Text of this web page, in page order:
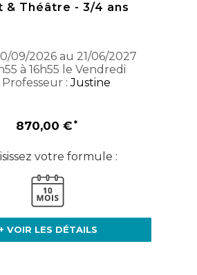
& Théâtre - 3/4 ans
09/2026 au 21/06/2027
à 16h55 le Vendredi
Professeur :Justine
870,00 €
votre formule :
+ VOIR LES DÉTAILS